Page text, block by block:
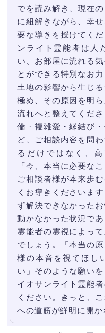
でを読み解き、現在
に紐解きながら、幸
要な導きを授けてく
ンライト霊能者は人
い、お部屋に流れる
とができる特別なお
土地の影響から生じ
極め、その原因を明
流れへと整えてくだ
倫・複雑愛・縁結び
ど、ご相談内容を問
るだけではなく、
「今、本当に必要な
ご相談者様が本来歩
くお導きくださいま
ず解決できなかった
動かなかった状況で
霊能者の霊視によっ
でしょう。「本当の
様の本音を視てほし
い」そのような願い
イオサンライト霊能
ください。きっと、
への道筋が鮮明に開か